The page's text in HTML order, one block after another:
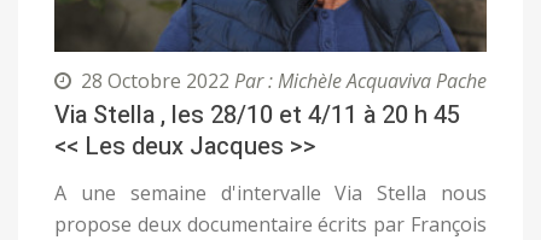
28 Octobre 2022 Par : Michèle Acquaviva Pache
Via Stella , les 28/10 et 4/11 à 20 h 45
<< Les deux Jacques >>
A une semaine d'intervalle Via Stella nous
propose deux documentaire écrits par François